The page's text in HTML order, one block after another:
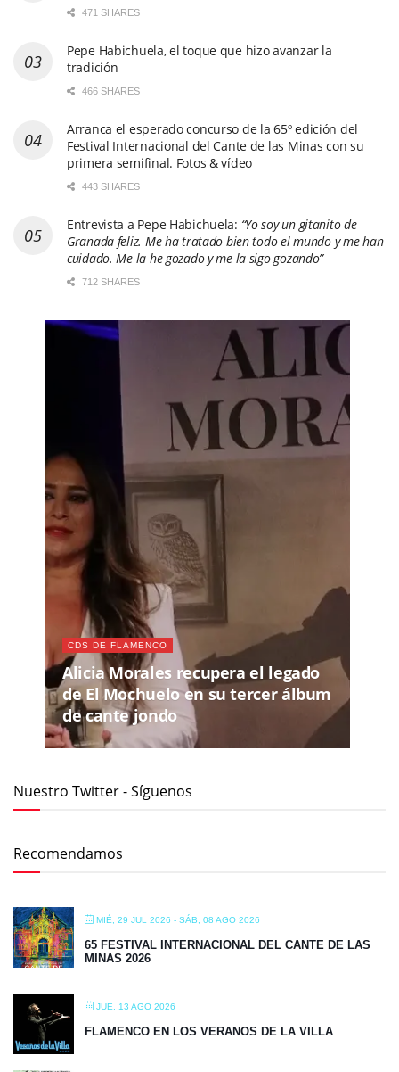
471 SHARES
Pepe Habichuela, el toque que hizo avanzar la
tradición
466 SHARES
Arranca el esperado concurso de la 65º edición del
Festival Internacional del Cante de las Minas con su
primera semifinal. Fotos & vídeo
443 SHARES
Entrevista a Pepe Habichuela: “Yo soy un gitanito de
Granada feliz. Me ha tratado bien todo el mundo y me han
cuidado. Me la he gozado y me la sigo gozando”
712 SHARES
CDS DE FLAMENCO
Alicia Morales recupera el legado
de El Mochuelo en su tercer álbum
de cante jondo
Nuestro Twitter - Síguenos
Recomendamos
MIÉ, 29 JUL 2026 - SÁB, 08 AGO 2026
65 FESTIVAL INTERNACIONAL DEL CANTE DE LAS
MINAS 2026
JUE, 13 AGO 2026
FLAMENCO EN LOS VERANOS DE LA VILLA